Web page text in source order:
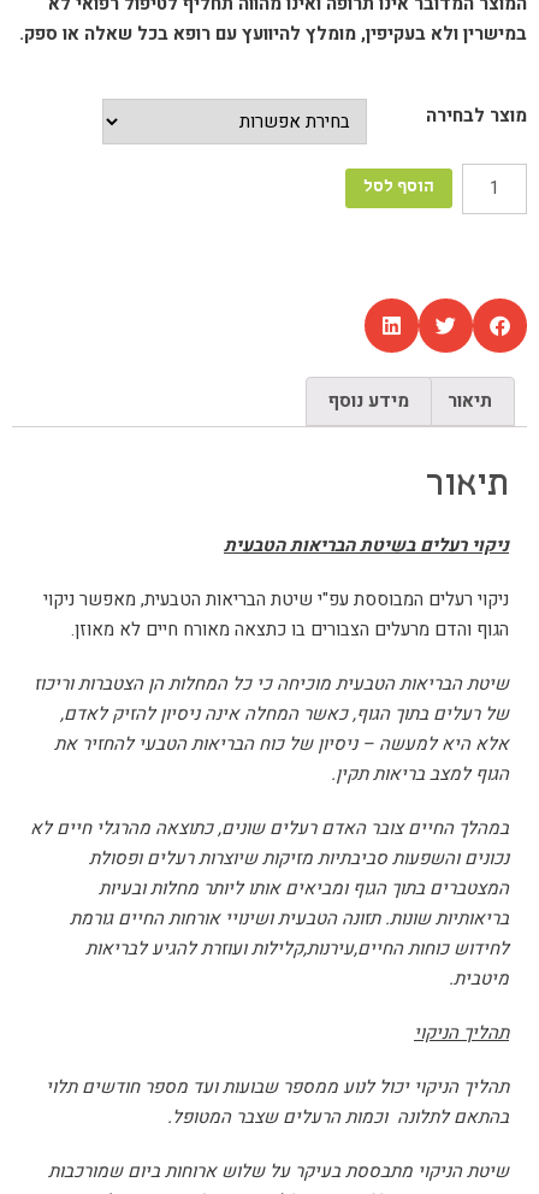
במישרין ולא בעקיפין, מומלץ להיוועץ עם רופא בכל שאלה או ספק.
מוצר לבחירה
הוסף לסל
תיאור מידע נוסף
תיאור
ניקוי רעלים בשיטת הבריאות הטבעית
ניקוי רעלים המבוססת עפ"י שיטת הבריאות הטבעית, מאפשר ניקוי
הגוף והדם מרעלים הצבורים בו כתצאה מאורח חיים לא מאוזן.
שיטת הבריאות הטבעית מוכיחה כי כל המחלות הן הצטברות וריכוז
של רעלים בתוך הגוף, כאשר המחלה אינה ניסיון להזיק לאדם,
אלא היא למעשה – ניסיון של כוח הבריאות הטבעי להחזיר את
הגוף למצב בריאות תקין.
במהלך החיים צובר האדם רעלים שונים, כתוצאה מהרגלי חיים לא
נכונים והשפעות סביבתיות מזיקות שיוצרות רעלים ופסולת
המצטברים בתוך הגוף ומביאים אותו ליותר מחלות ובעיות
בריאותיות שונות. תזונה הטבעית ושינויי אורחות החיים גורמת
לחידוש כוחות החיים,עירנות,קלילות ועוזרת להגיע לבריאות
מיטבית.
תהליך הניקוי
תהליך הניקוי יכול לנוע ממספר שבועות ועד מספר חודשים תלוי
בהתאם לתלונה וכמות הרעלים שצבר המטופל.
שיטת הניקוי מתבססת בעיקר על שלוש ארוחות ביום שמורכבות